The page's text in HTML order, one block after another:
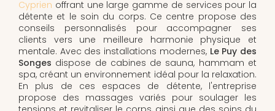
Cyprien offrant une large gamme de services pour la
détente et le soin du corps. Ce centre propose des
conseils personnalisés pour accompagner ses
clients vers une meilleure harmonie physique et
mentale. Avec des installations modernes, Le Puy des
Songes dispose de cabines de sauna, hammam et
spa, créant un environnement idéal pour la relaxation.
En plus de ces espaces de détente, l'entreprise
propose des massages variés pour soulager les